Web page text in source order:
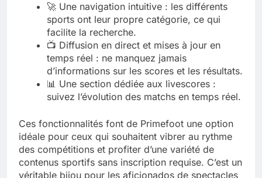
🚀 Une navigation intuitive : les différents
sports ont leur propre catégorie, ce qui
facilite la recherche.
📺 Diffusion en direct et mises à jour en
temps réel : ne manquez jamais
d’informations sur les scores et les résultats.
📊 Une section dédiée aux livescores :
suivez l’évolution des matchs en temps réel.
Ces fonctionnalités font de Primefoot une option
idéale pour ceux qui souhaitent vibrer au rythme
des compétitions et profiter d’une variété de
contenus sportifs sans inscription requise. C’est un
véritable bijou pour les aficionados de spectacles